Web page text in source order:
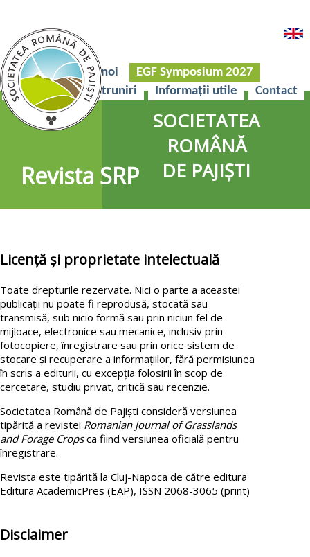
Acasă Despre noi
EGF Symposium 2027
Revista SRP
Întruniri Informații utile Contact
SOCIETATEA
ROMÂNĂ
DE PAJIȘTI
Revista SRP
Licență și proprietate intelectuală
Toate drepturile rezervate. Nici o parte a aceastei
publicații nu poate fi reprodusă, stocată sau
transmisă, sub nicio formă sau prin niciun fel de
mijloace, electronice sau mecanice, inclusiv prin
fotocopiere, înregistrare sau prin orice sistem de
stocare și recuperare a informațiilor, fără permisiunea
în scris a editurii, cu excepția folosirii în scop de
cercetare, studiu privat, critică sau recenzie.
Societatea Română de Pajiști consideră versiunea
tipărită a revistei Romanian Journal of Grasslands
and Forage Cropsca fiind versiunea oficială pentru
înregistrare.
Revista este tipărită la Cluj-Napoca de către editura
Editura AcademicPres (EAP), ISSN 2068-3065 (print)
Disclaimer